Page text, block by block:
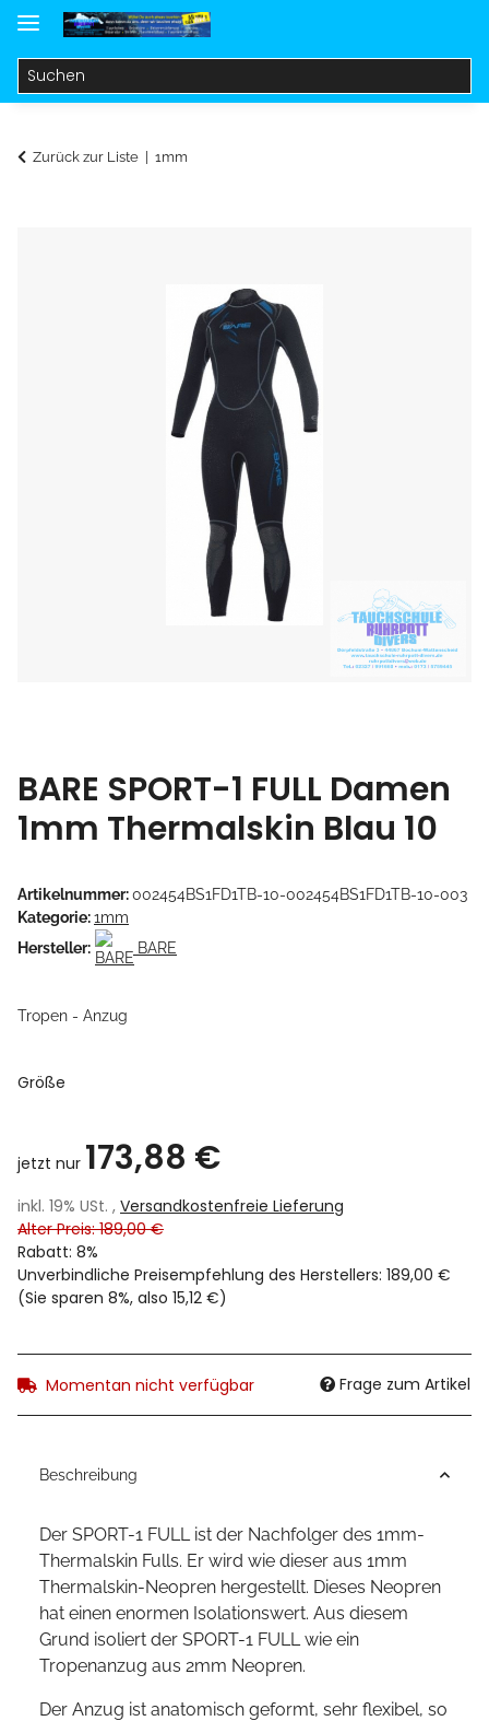
Zurück zur Liste 1mm
BARE SPORT-1 FULL Damen
1mm Thermalskin Blau 10
Artikelnummer:002454BS1FD1TB-10-002454BS1FD1TB-10-003
Kategorie:1mm
Hersteller:
BARE
Tropen - Anzug
Größe
jetzt nur 173,88 €
inkl. 19% USt. , Versandkostenfreie Lieferung
Alter Preis: 189,00 €
Rabatt: 8%
Unverbindliche Preisempfehlung des Herstellers: 189,00 €
(Sie sparen 8%, also 15,12 €)
Momentan nicht verfügbar Frage zum Artikel
Beschreibung
Der SPORT-1 FULL ist der Nachfolger des 1mm-
Thermalskin Fulls. Er wird wie dieser aus 1mm
Thermalskin-Neopren hergestellt. Dieses Neopren
hat einen enormen Isolationswert. Aus diesem
Grund isoliert der SPORT-1 FULL wie ein
Tropenanzug aus 2mm Neopren.
Der Anzug ist anatomisch geformt, sehr flexibel, so